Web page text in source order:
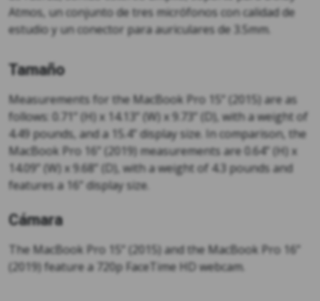
Atmos, un conjunto de tres micrófonos con calidad de
estudio y un conector para auriculares de 3.5mm.
Tamaño
Measurements for the MacBook Pro 15” (2015) are as
follows: 0.71” (H) x 14.13” (W) x 9.73” (D), with a weight of
4.49 pounds, and a 15.4” display size. In comparison, the
MacBook Pro 16” (2019) measurements are 0.64” (H) x
14.09” (W) x 9.68” (D), with a weight of 4.3 pounds and
features a 16” display size.
Cámara
The MacBook Pro 15” (2015) and the MacBook Pro 16”
(2019) feature a 720p FaceTime HD webcam.